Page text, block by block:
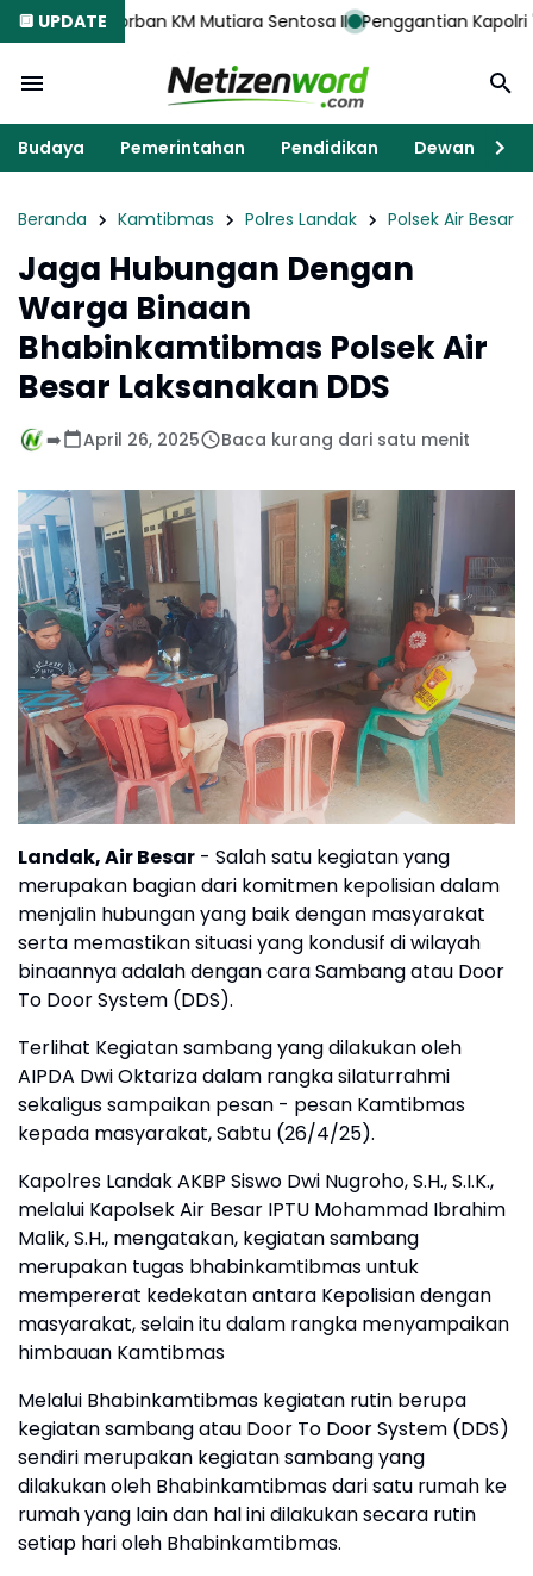
🔲 UPDATE
KM Mutiara Sentosa II Penggantian Kapolri "Kompetensi
Budaya Pemerintahan Pendidikan Dewan
Beranda Kamtibmas Polres Landak Polsek Air Besar
Jaga Hubungan Dengan
Warga Binaan
Bhabinkamtibmas Polsek Air
Besar Laksanakan DDS
➡️ April 26, 2025 Baca kurang dari satu menit
Landak, Air Besar - Salah satu kegiatan yang
merupakan bagian dari komitmen kepolisian dalam
menjalin hubungan yang baik dengan masyarakat
serta memastikan situasi yang kondusif di wilayah
binaannya adalah dengan cara Sambang atau Door
To Door System (DDS).
Terlihat Kegiatan sambang yang dilakukan oleh
AIPDA Dwi Oktariza dalam rangka silaturrahmi
sekaligus sampaikan pesan - pesan Kamtibmas
kepada masyarakat, Sabtu (26/4/25).
Kapolres Landak AKBP Siswo Dwi Nugroho, S.H., S.I.K.,
melalui Kapolsek Air Besar IPTU Mohammad Ibrahim
Malik, S.H., mengatakan, kegiatan sambang
merupakan tugas bhabinkamtibmas untuk
mempererat kedekatan antara Kepolisian dengan
masyarakat, selain itu dalam rangka menyampaikan
himbauan Kamtibmas
Melalui Bhabinkamtibmas kegiatan rutin berupa
kegiatan sambang atau Door To Door System (DDS)
sendiri merupakan kegiatan sambang yang
dilakukan oleh Bhabinkamtibmas dari satu rumah ke
rumah yang lain dan hal ini dilakukan secara rutin
setiap hari oleh Bhabinkamtibmas.